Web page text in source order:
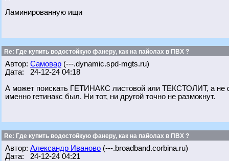
Ламинированную ищи
Re: Где купить водостойкую фанеру, как на пайолах в ПВХ ?
Автор: Самовар (---.dynamic.spd-mgts.ru)
Дата: 24-12-24 04:18
А может поискать ГЕТИНАКС листовой или ТЕКСТОЛИТ, а не
именно гетинакс был. Ни тот, ни другой точно не размокнут.
Re: Где купить водостойкую фанеру, как на пайолах в ПВХ ?
Автор: Александр Иваново (---.broadband.corbina.ru)
Дата: 24-12-24 04:21